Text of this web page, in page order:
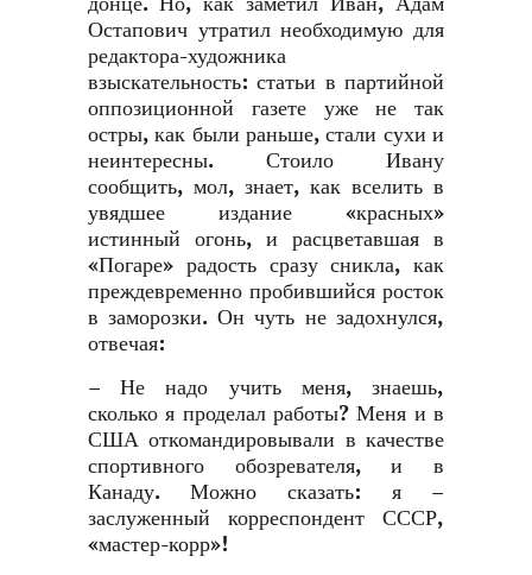
Остапович утратил необходимую для
редактора-художника
взыскательность: статьи в партийной
оппозиционной газете уже не так
остры, как были раньше, стали сухи и
неинтересны. Стоило Ивану
сообщить, мол, знает, как вселить в
увядшее издание «красных»
истинный огонь, и расцветавшая в
«Погаре» радость сразу сникла, как
преждевременно пробившийся росток
в заморозки. Он чуть не задохнулся,
отвечая:
– Не надо учить меня, знаешь,
сколько я проделал работы? Меня и в
США откомандировывали в качестве
спортивного обозревателя, и в
Канаду. Можно сказать: я –
заслуженный корреспондент СССР,
«мастер-корр»!